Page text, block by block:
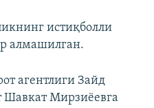
истиқболли
алмашилган.
агентлиги Зайд
Шавкат Мирзиёевга